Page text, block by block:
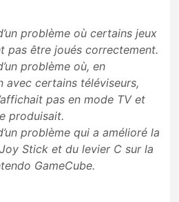
problème où certains jeux
pas être joués correctement.
problème où, en
avec certains téléviseurs,
pas en mode TV et
produisait.
problème qui a amélioré la
Stick et du levier C sur la
GameCube.